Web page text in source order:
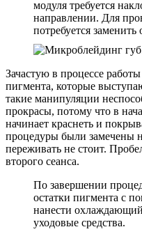
модуля требуется
направлении. Для
потребуется
Зачастую в процессе
пигмента, которые
такие манипуляции
прокрасы, потому что в
начинает краснеть и
процедуры были замечены
переживать не стоит.
второго сеанса.
По завершении
остатки пигмента с
нанести
уходовые средства.